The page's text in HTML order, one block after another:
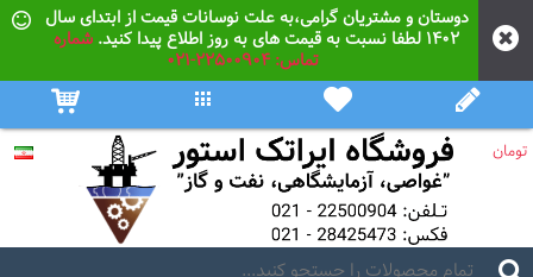
دوستان و مشتریان گرامی،به علت نوسانات قیمت از ابتدای سال
۱۴۰۲ لطفا نسبت به قیمت های به روز اطلاع پیدا کنید. شماره
تماس: 22500904-021
تومان